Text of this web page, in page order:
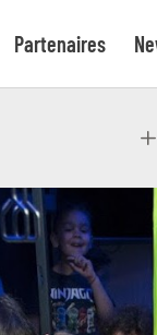
Partenaires